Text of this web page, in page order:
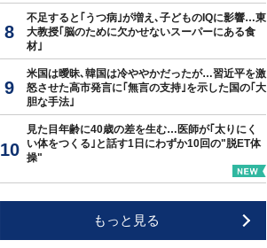
不足すると｢うつ病｣が増え､子どものIQに影響…東
大教授｢脳のために欠かせないスーパーにある食
材｣
米国は曖昧､韓国は冷ややかだったが…習近平を激
怒させた高市発言に｢無言の支持｣を示した国の｢大
胆な手法｣
見た目年齢に40歳の差を生む…医師が｢太りにく
い体をつくる｣と話す1日にわずか10回の"脱ET体
操"
もっと見る